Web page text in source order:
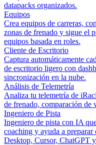
datapacks organizados.
Equipos
Crea equipos de carreras,
zonas de frenado y sigue el
equipos basada en roles.
Cliente de Escritorio
Captura automáticamente
de escritorio ligero con
sincronización en la nube.
Análisis de Telemetría
Analiza tu telemetría de
de frenado, comparación de
Ingeniero de Pista
Ingeniero de pista con IA
coaching y ayuda a
Desktop, Cursor, ChatGPT